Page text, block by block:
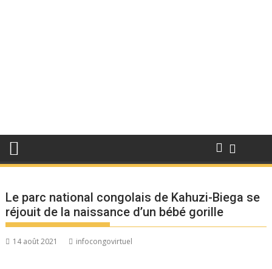
Le parc national congolais de Kahuzi-Biega se
réjouit de la naissance d’un bébé gorille
14 août 2021 infocongovirtuel